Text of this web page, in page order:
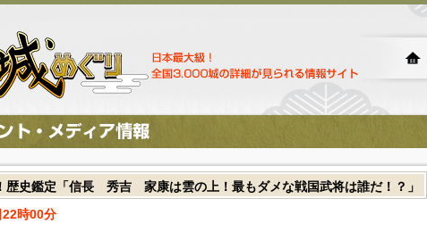
歴史鑑定「信長 秀吉 家康は雲の上！最もダメな戦国武将は誰だ！？」
時00分